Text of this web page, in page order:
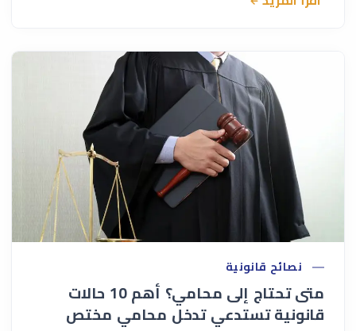
نصائح قانونية
متى تحتاج إلى محامي؟ أهم 10 حالات
قانونية تستدعي تدخل محامي مختص